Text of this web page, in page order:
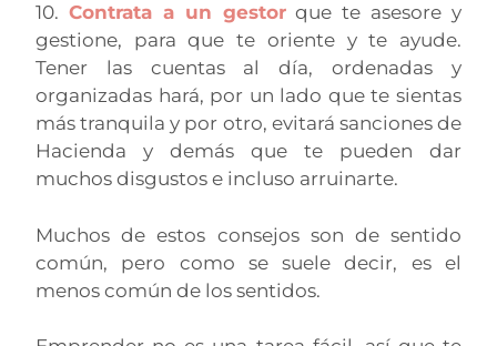
10. Contrata a un gestorque te asesore y
gestione, para que te oriente y te ayude.
Tener las cuentas al día, ordenadas y
organizadas hará, por un lado que te sientas
más tranquila y por otro, evitará sanciones de
Hacienda y demás que te pueden dar
muchos disgustos e incluso arruinarte.
Muchos de estos consejos son de sentido
común, pero como se suele decir, es el
menos común de los sentidos.